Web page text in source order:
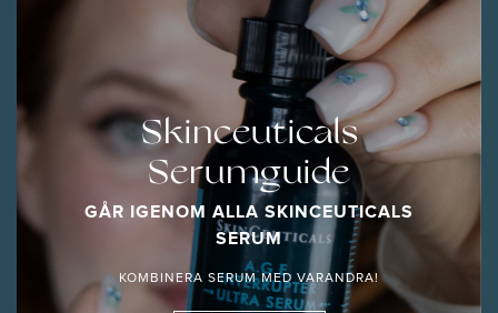
Skinceuticals
Serumguide
GÅR IGENOM ALLA SKINCEUTICALS
SERUM
KOMBINERA SERUM MED VARANDRA!